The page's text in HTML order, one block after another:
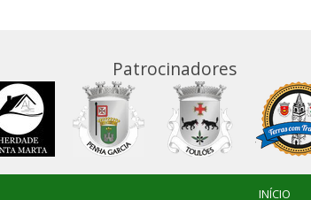
Patrocinadores
INÍCIO